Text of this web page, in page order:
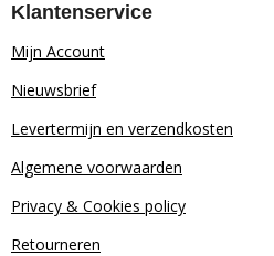
Klantenservice
Mijn Account
Nieuwsbrief
Levertermijn en verzendkosten
Algemene voorwaarden
Privacy & Cookies policy
Retourneren